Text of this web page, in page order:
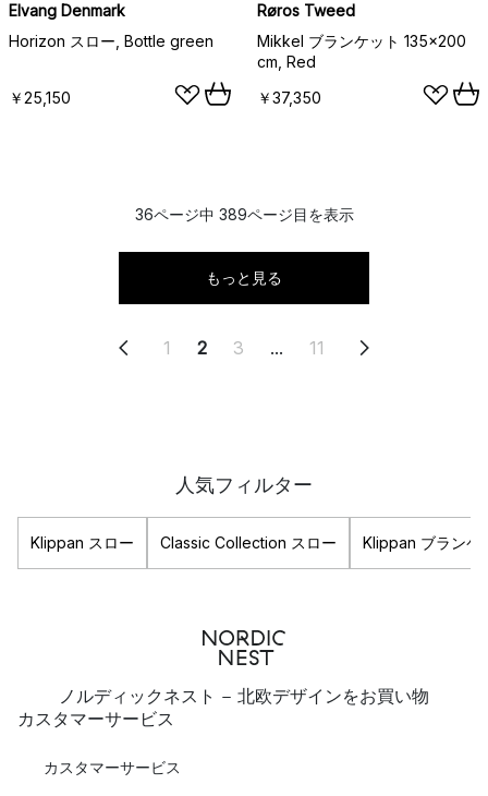
Elvang Denmark
Horizon スロー, Bottle green
￥25,150
Røros Tweed
Mikkel ブランケット 135x200
cm, Red
￥37,350
36ページ中 389ページ目を表示
もっと見る
1 2 3 ... 11
人気フィルター
Klippan スロー Classic Collection スロー Klippan ブランケ
ノルディックネスト - 北欧デザインをお買い物
カスタマーサービス
カスタマーサービス